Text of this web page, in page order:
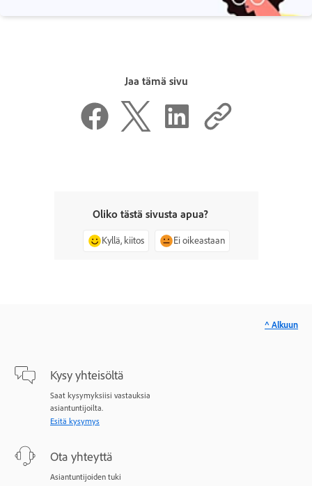
Jaa tämä sivu
Oliko tästä sivusta apua?
Kyllä, kiitos Ei oikeastaan
Kysy yhteisöltä
Saat kysymyksiisi vastauksia
asiantuntijoilta.
Esitä kysymys
Ota yhteyttä
Asiantuntijoiden tuki
^ Alkuun